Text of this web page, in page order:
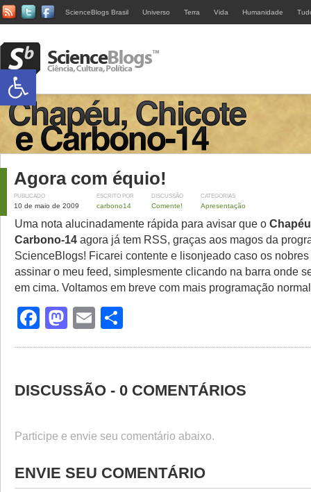
ScienceBlogs Brasil Universo Terra Vida Humanidade
Agora com équio!
PUBLICADO
10 de maio de 2009
ESCRITO POR
carbono14
DISCUSSÃO
Comente!
CATEGORIAS
Apresentação
Uma nota alucinadamente rápida para avisar que o
Carbono-14 agora já tem RSS, graças aos magos da
ScienceBlogs! Ficarei contente e lisonjeado caso os
assinar o meu feed, simplesmente clicando na barra onde
em cima. Voltamos em breve com mais programação
Facebook
Mastodon
Email
DISCUSSÃO - 0 COMENTÁRIOS
Participe e envie seu comentário abaixo.
ENVIE SEU COMENTÁRIO
Abrir a barra de ferramentas